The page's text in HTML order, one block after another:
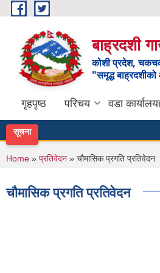
Skip to main content
बाह्रदशी
कोशी प्रदेश,
"समृद्ध बाह्रदशीको
गृहपृष्ठ परिचय वडा
सूचना
You are here
Home » प्रतिवेदन » चौमासिक प्रगति प्रतिवेदन
चौमासिक प्रगति प्रतिवेदन